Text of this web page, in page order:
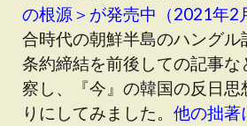
の根源＞が発売中（2021年2
合時代の朝鮮半島のハング
条約締結を前後しての記事
察し、『今』の韓国の反日
りにしてみました。 他の拙著